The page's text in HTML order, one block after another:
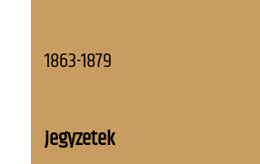
1863-1879
Jegyzetek